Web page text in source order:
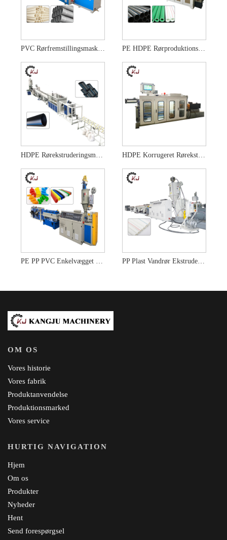
PVC Rørfremstillingsmaskine
PE PP PVC Enkelvægget Korrugeret Rørfremstillingsmaskine PP Plast Vandrør Ekstrudering Produktionslinje Making Machine
OM OS
Vores historie
Vores fabrik
Produktanvendelse
Produktionsmarked
Vores service
HURTIG NAVIGATION
Hjem
Om os
Produkter
Nyheder
Hent
Send forespørgsel